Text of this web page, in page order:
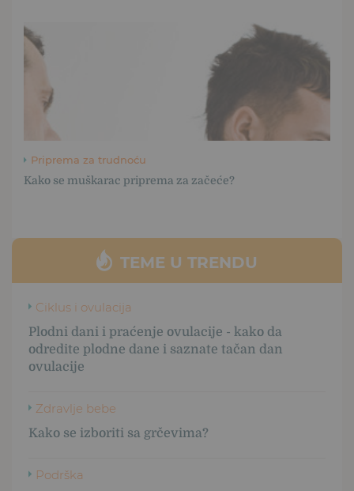
TEME U TRENDU
Ciklus i ovulacija
Plodni dani i praćenje ovulacije - kako da
odredite plodne dane i saznate tačan dan
ovulacije
Zdravlje bebe
Kako se izboriti sa grčevima?
Podrška
Priprema za trudnoću
Kako se muškarac priprema za začeće?